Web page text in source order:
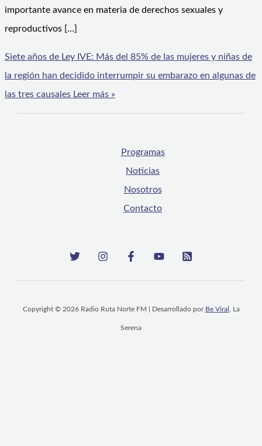
importante avance en materia de derechos sexuales y
reproductivos […]
Siete años de Ley IVE: Más del 85% de las mujeres y niñas de
la región han decidido interrumpir su embarazo en algunas de
las tres causales Leer más »
Programas
Noticias
Nosotros
Contacto
Copyright © 2026 Radio Ruta Norte FM | Desarrollado por Be Viral , La
Serena